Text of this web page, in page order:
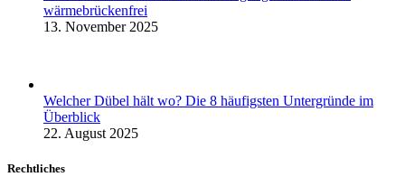
wärmebrückenfrei
13. November 2025
Welcher Dübel hält wo? Die 8 häufigsten Untergründe im
Überblick
22. August 2025
Rechtliches